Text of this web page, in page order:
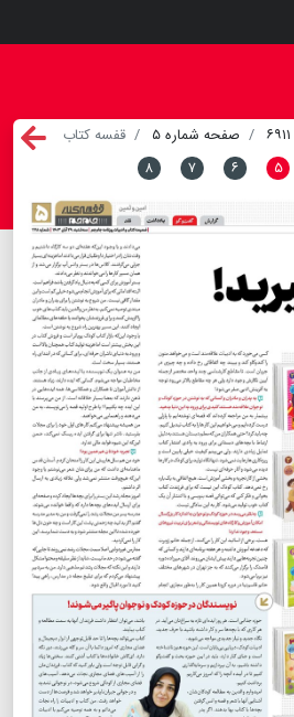
صفحه شماره ۵
قفسه کتاب
۵ ۶ ۷ ۸